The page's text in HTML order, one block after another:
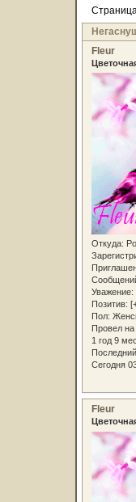
Fleur
Откуда:
Уважение:
Позитив:
Пол:
Провел
1 год 9
Сегодня
Fleur